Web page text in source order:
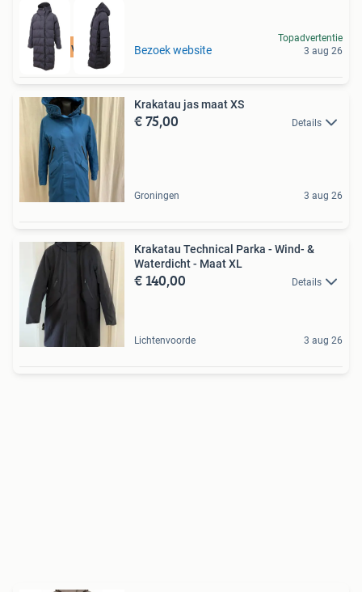
Tot 75% voordeel Bezoek website
Topadvertentie
3 aug 26
Krakatau jas maat XS
€ 75,00 Details
Groningen 3 aug 26
Krakatau Technical Parka - Wind- &
Waterdicht - Maat XL
€ 140,00 Details
Lichtenvoorde 3 aug 26